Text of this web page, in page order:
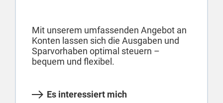
Mit unserem umfassenden Angebot an
Konten lassen sich die Ausgaben und
Sparvorhaben optimal steuern –
bequem und flexibel.
Es interessiert mich